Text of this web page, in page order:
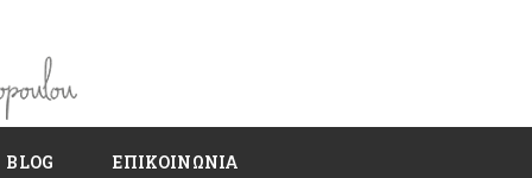
BLOG ΕΠΙΚΟΙΝΩΝΙΑ